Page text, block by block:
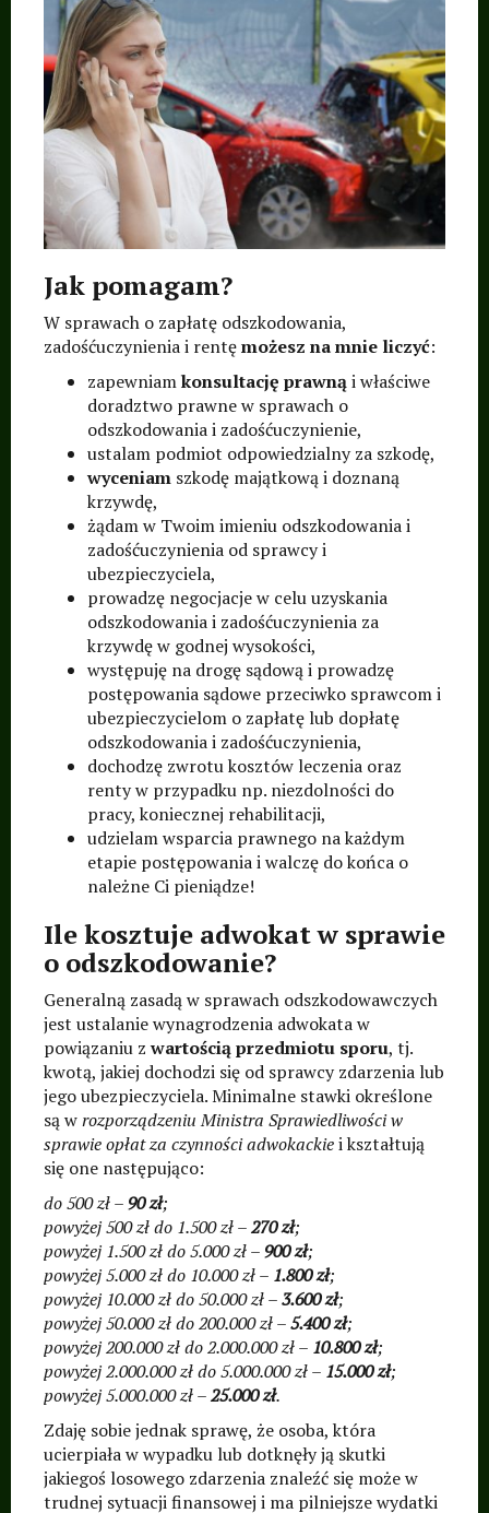
Jak pomagam?
W sprawach o zapłatę odszkodowania,
zadośćuczynienia i rentęmożesz na mnie liczyć:
zapewniamkonsultację prawnąi właściwe
doradztwo prawne w sprawach o
odszkodowania i zadośćuczynienie,
ustalam podmiot odpowiedzialny za szkodę,
wyceniamszkodę majątkową i doznaną
krzywdę,
żądam w Twoim imieniu odszkodowania i
zadośćuczynienia od sprawcy i
ubezpieczyciela,
prowadzę negocjacje w celu uzyskania
odszkodowania i zadośćuczynienia za
krzywdę w godnej wysokości,
występuję na drogę sądową i prowadzę
postępowania sądowe przeciwko sprawcom i
ubezpieczycielom o zapłatę lub dopłatę
odszkodowania i zadośćuczynienia,
dochodzę zwrotu kosztów leczenia oraz
renty w przypadku np. niezdolności do
pracy, koniecznej rehabilitacji,
udzielam wsparcia prawnego na każdym
etapie postępowania i walczę do końca o
należne Ci pieniądze!
Ile kosztuje adwokat w sprawie
o odszkodowanie?
Generalną zasadą w sprawach odszkodowawczych
jest ustalanie wynagrodzenia adwokata w
powiązaniu zwartością przedmiotu sporu, tj.
kwotą, jakiej dochodzi się od sprawcy zdarzenia lub
jego ubezpieczyciela. Minimalne stawki określone
są wrozporządzeniu Ministra Sprawiedliwości w
sprawie opłat za czynności adwokackiei kształtują
się one następująco:
do 500 zł –90 zł;
powyżej 500 zł do 1.500 zł –270 zł;
powyżej 1.500 zł do 5.000 zł –900 zł;
powyżej 5.000 zł do 10.000 zł – 1.800 zł;
powyżej 10.000 zł do 50.000 zł –3.600 zł;
powyżej 50.000 zł do 200.000 zł –5.400 zł;
powyżej 200.000 zł do 2.000.000 zł – 10.800 zł;
powyżej 2.000.000 zł do 5.000.000 zł – 15.000 zł;
powyżej 5.000.000 zł –25.000 zł.
Zdaję sobie jednak sprawę, że osoba, która
ucierpiała w wypadku lub dotknęły ją skutki
jakiegoś losowego zdarzenia znaleźć się może w
trudnej sytuacji finansowej i ma pilniejsze wydatki